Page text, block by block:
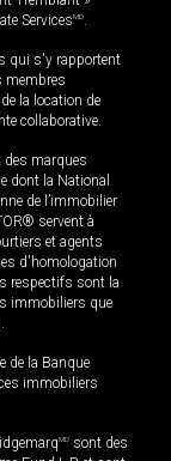
ServicesMD.
qui s'y rapportent
membres
la location de
collaborative.
des marques
dont la National
de l’immobilier
servent à
et agents
d'homologation
respectifs sont la
immobiliers que
de la Banque
immobiliers
MD sont des